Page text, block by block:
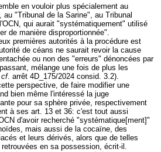
en vouloir plus spécialement au
au "Tribunal de la Sarine", au Tribunal
qui aurait "systématiquement" utilisé
de manière disproportionnée".
premières autorités à la procédure est
de céans ne saurait revoir la cause
ou non des "erreurs" dénoncées par
mélange une fois de plus les
cf. arrêt 4D_175/2024 consid. 3.2).
perspective, de faire modifier une
bien même l'intéressé la juge
pour sa sphère privée, respectivement
à ses art. 13 et 36: c'est tout aussi
d'avoir recherché "systématique[ment]"
mais aussi de la cocaïne, des
et leurs dérivés, alors que de telles
en sa possession, écrit-il.